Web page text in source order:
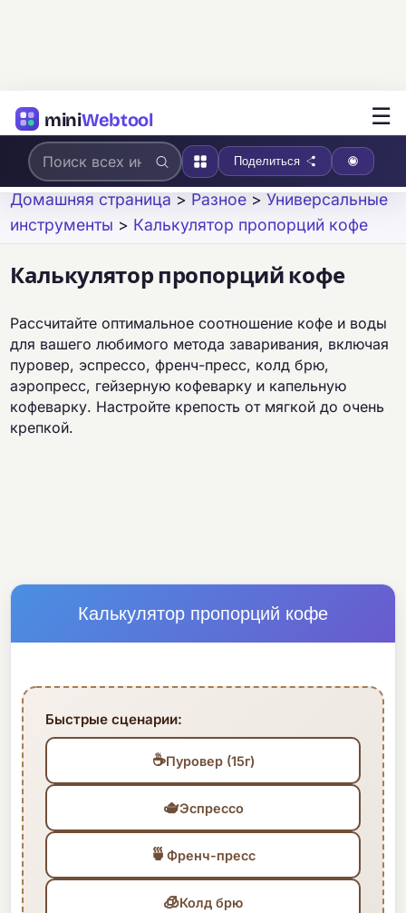
miniWebtool ☰
Поделиться
Домашняя страница > Разное >Универсальные
инструменты > Калькулятор пропорций кофе
Калькулятор пропорций кофе
Рассчитайте оптимальное соотношение кофе и воды
для вашего любимого метода заваривания, включая
пуровер, эспрессо, френч-пресс, колд брю,
аэропресс, гейзерную кофеварку и капельную
кофеварку. Настройте крепость от мягкой до очень
крепкой.
Калькулятор пропорций кофе
Быстрые сценарии:
☕Пуровер (15г)
🫖Эспрессо
🍵 Френч-пресс
🧊Колд брю